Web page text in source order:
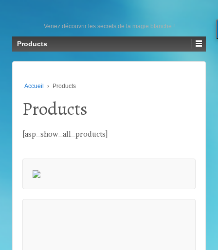
Venez découvrir les secrets de la magie blanche !
Products
Accueil › Products
Products
[asp_show_all_products]